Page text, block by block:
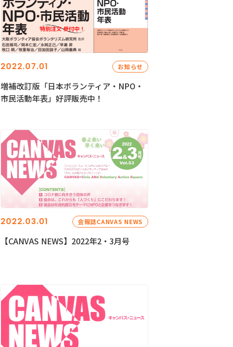
2022.07.01 お知らせ
増補改訂版「日本ボランティア・NPO・
市民活動年表」好評販売中！
2022.03.01 会報誌CANVAS NEWS
【CANVAS NEWS】2022年2・3月号